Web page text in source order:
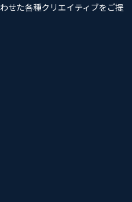
せた各種クリエイティブをご提